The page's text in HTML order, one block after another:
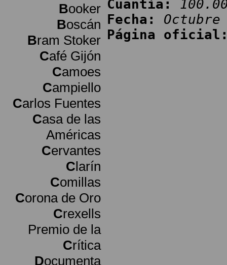
Booker
Boscán
Bram Stoker
Café Gijón
Camoes
Campiello
Carlos Fuentes
Casa de las
Américas
Cervantes
Clarín
Comillas
Corona de Oro
Crexells
Premio de la
Crítica
Documenta
Cuantía:
Fecha:
Octubre
Página